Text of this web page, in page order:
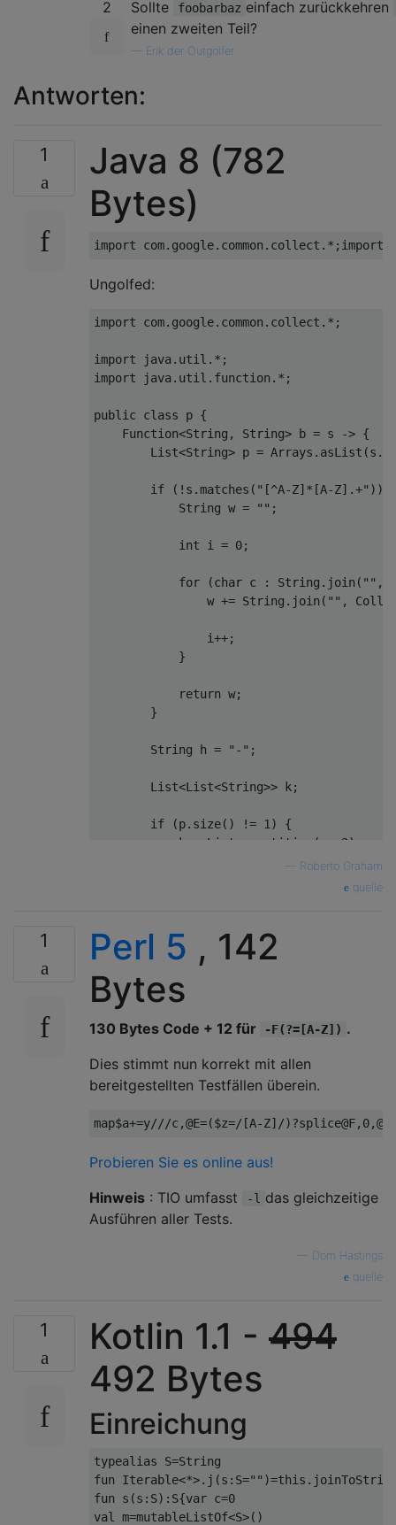
2 Sollte foobarbaz einfach zurückkehren
einen zweiten Teil?
Erik der Outgolfer
Antworten:
1
Java 8 (782
Bytes)
Ungolfed:
import com.google.common.collect.*;
import java.util.*;
import java.util.function.*;
public class p {
    Function<String, String> b = s -> {
List<String> p =
if (!s.matches("[^A-Z]*[A-Z].+"))
            String w = "";
            int i = 0;
for (char c : String.join("",
w += String.join("",
                i++;
            }
            return w;
        }
        String h = "-";
        List<List<String>> k;
        if (p.size() != 1) {
            k = Lists.partition(p, 2);
for (char c : String.join("",
                i++;
            }
        }
    };
Roberto Graham
quelle
1 Perl 5 , 142
Bytes
130 Bytes Code + 12 für -F(?=[A-Z]) .
Dies stimmt nun korrekt mit allen
bereitgestellten Testfällen überein.
map$a+=y///c,@E=($z=/ [A-Z]/)?splice@F, 0,@F
Probieren Sie es online aus!
Hinweis : TIO umfasst -l das gleichzeitige
Ausführen aller Tests.
Dom Hastings
quelle
1 Kotlin 1.1 - 494
492 Bytes
Einreichung
typealias S=String
fun
fun s(s:S):S{var c=0
val m=mutableListOf<S>()